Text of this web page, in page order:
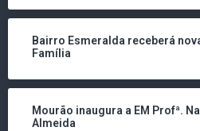
Bairro Esmeralda receberá
Família
Mourão inaugura a EM Profª.
Almeida